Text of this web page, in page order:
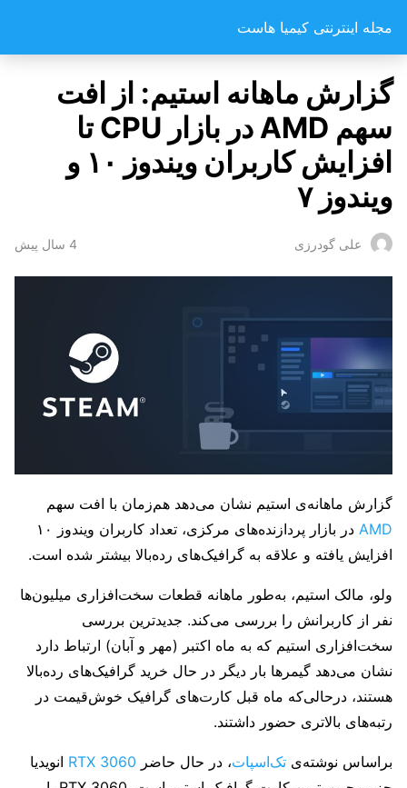
مجله اینترنتی کیمیا هاست
گزارش ماهانه استیم: از افت
سهم AMD در بازار CPU تا
افزایش کاربران ویندوز ۱۰ و
ویندوز ۷
علی گودرزی 4 سال پیش
گزارش ماهانه‌ی استیم نشان می‌دهد هم‌زمان با افت سهم
AMD
در بازار پردازنده‌های مرکزی، تعداد کاربران ویندوز ۱۰
افزایش یافته و علاقه به گرافیک‌های رده‌بالا بیشتر شده است.
ولو، مالک استیم، به‌طور ماهانه قطعات سخت‌افزاری میلیون‌ها
نفر از کاربرانش را بررسی می‌کند. جدیدترین بررسی
سخت‌افزاری استیم که به ماه اکتبر (مهر و آبان) ارتباط دارد
نشان می‌دهد گیمرها بار دیگر در حال خرید گرافیک‌های رده‌بالا
هستند، درحالی‌که ماه قبل کارت‌های گرافیک خوش‌قیمت در
رتبه‌های بالاتری حضور داشتند.
براساس نوشته‌ی تک‌اسپات، در حال حاضر RTX 3060 انویدیا